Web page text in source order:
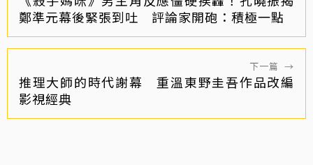
鄭準元幕後緊張到吐 評論家開砲：積極一點
下一篇 →
推理大師的時代謝幕 重溫東野圭吾作品改編
影視經典